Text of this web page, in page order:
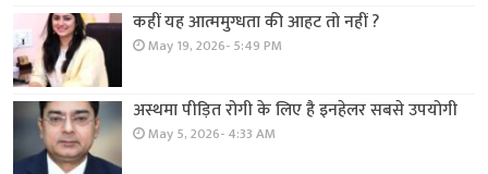
कहीं यह आत्ममुग्धता की आहट तो नहीं ?
May 19, 2026- 5:49 PM
अस्थमा पीड़ित रोगी के लिए है इनहेलर सबसे उपयोगी
May 5, 2026- 4:33 AM